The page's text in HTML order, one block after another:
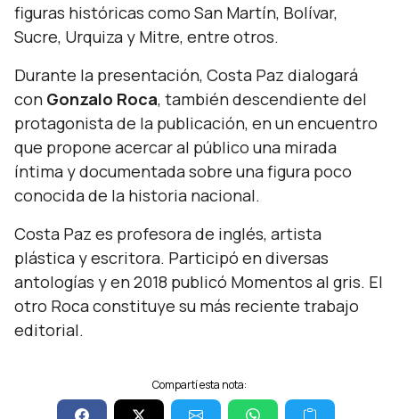
figuras históricas como San Martín, Bolívar,
Sucre, Urquiza y Mitre, entre otros.
Durante la presentación, Costa Paz dialogará
con Gonzalo Roca, también descendiente del
protagonista de la publicación, en un encuentro
que propone acercar al público una mirada
íntima y documentada sobre una figura poco
conocida de la historia nacional.
Costa Paz es profesora de inglés, artista
plástica y escritora. Participó en diversas
antologías y en 2018 publicó Momentos al gris. El
otro Roca constituye su más reciente trabajo
editorial.
Compartí esta nota: